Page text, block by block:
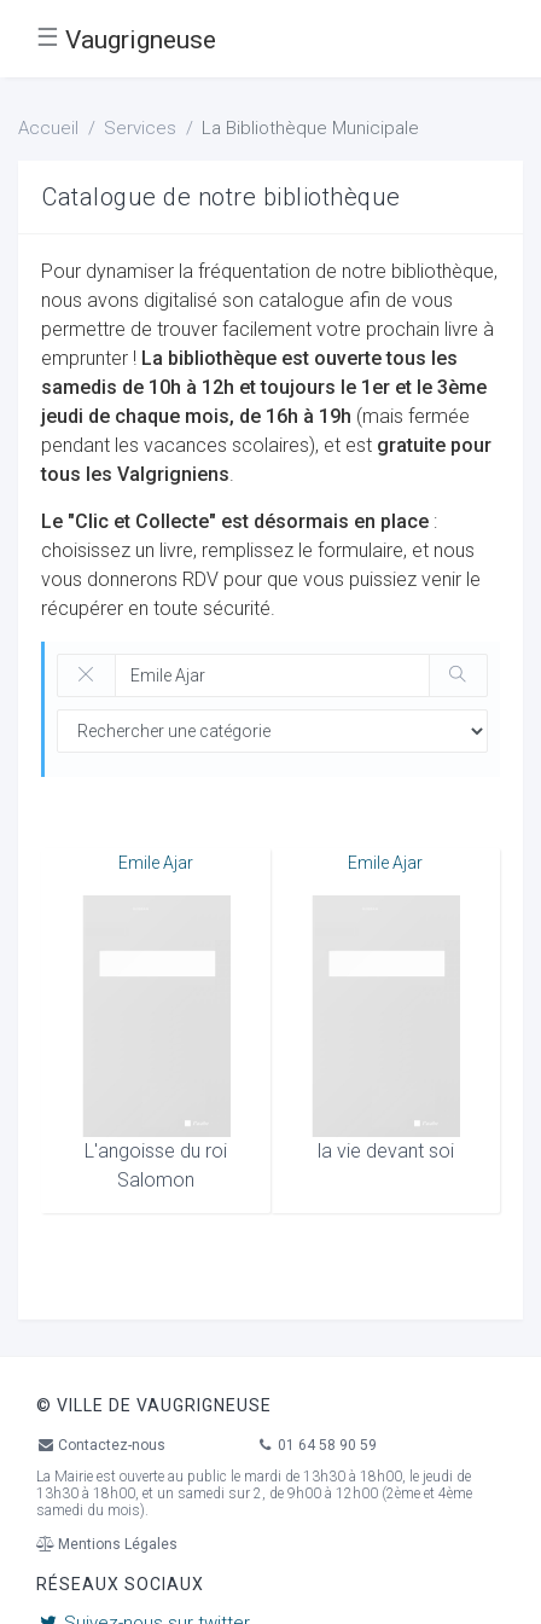
☰ Vaugrigneuse
Accueil Services La Bibliothèque Municipale
Catalogue de notre bibliothèque
Pour dynamiser la fréquentation de notre bibliothèque,
nous avons digitalisé son catalogue afin de vous
permettre de trouver facilement votre prochain livre à
emprunter ! La bibliothèque est ouverte tous les
samedis de 10h à 12h et toujours le 1er et le 3ème
jeudi de chaque mois, de 16h à 19h (mais fermée
pendant les vacances scolaires), et est gratuite pour
tous les Valgrigniens
Le "Clic et Collecte" est désormais en place:
choisissez un livre, remplissez le formulaire, et nous
vous donnerons RDV pour que vous puissiez venir le
récupérer en toute sécurité.
Emile Ajar
L'angoisse du roi
Salomon
Emile Ajar
la vie devant soi
© VILLE DE VAUGRIGNEUSE
Contactez-nous
01 64 58 90 59
La Mairie est ouverte au public le mardi de 13h30 à 18h00, le jeudi de
13h30 à 18h00, et un samedi sur 2, de 9h00 à 12h00 (2ème et 4ème
samedi du mois).
Mentions Légales
RÉSEAUX SOCIAUX